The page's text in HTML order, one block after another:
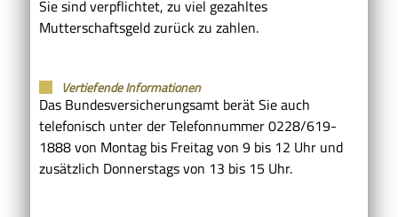
Sie sind verpflichtet, zu viel gezahltes
Mutterschaftsgeld zurück zu zahlen.
Vertiefende Informationen
Das Bundesversicherungsamt berät Sie auch
telefonisch unter der Telefonnummer 0228/619-
1888 von Montag bis Freitag von 9 bis 12 Uhr und
zusätzlich Donnerstags von 13 bis 15 Uhr.